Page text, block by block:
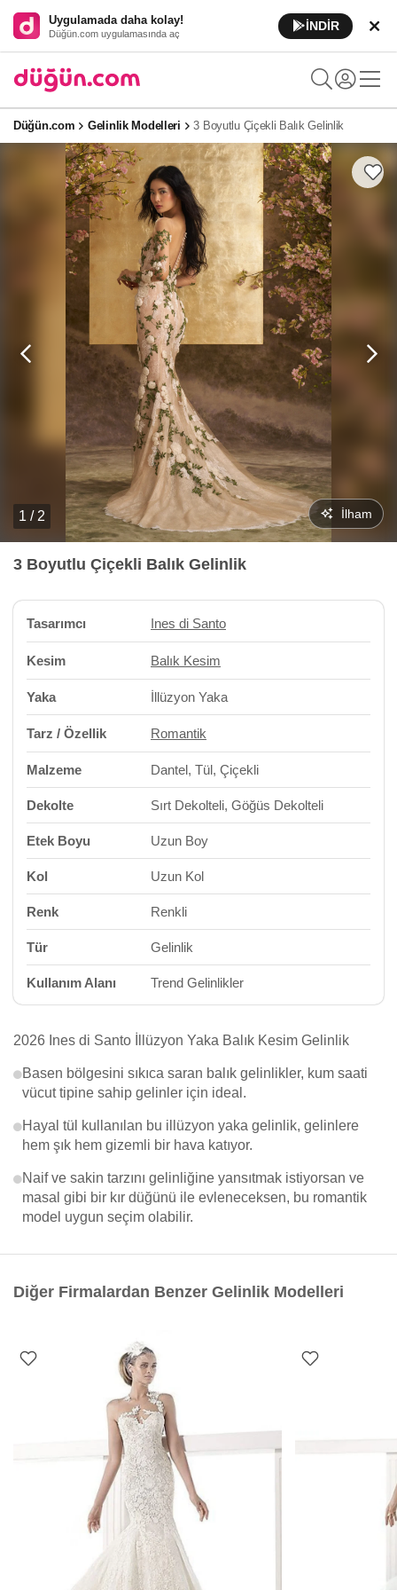
Uygulamada daha kolay!
Düğün.com uygulamasında aç
İNDİR
Düğün.com Gelinlik Modelleri 3 Boyutlu Çiçekli Balık Gelinlik
1 / 2 İlham
3 Boyutlu Çiçekli Balık Gelinlik
Tasarımcı Ines di Santo
Kesim Balık Kesim
Yaka İllüzyon Yaka
Tarz / Özellik Romantik
Malzeme Dantel, Tül, Çiçekli
Dekolte Sırt Dekolteli, Göğüs Dekolteli
Etek Boyu Uzun Boy
Kol Uzun Kol
Renk Renkli
Tür Gelinlik
Kullanım Alanı Trend Gelinlikler
2026 Ines di Santo İllüzyon Yaka Balık Kesim Gelinlik
Basen bölgesini sıkıca saran balık gelinlikler, kum saati
vücut tipine sahip gelinler için ideal.
Hayal tül kullanılan bu illüzyon yaka gelinlik, gelinlere
hem şık hem gizemli bir hava katıyor.
Naif ve sakin tarzını gelinliğine yansıtmak istiyorsan ve
masal gibi bir kır düğünü ile evleneceksen, bu romantik
model uygun seçim olabilir.
Diğer Firmalardan Benzer Gelinlik Modelleri